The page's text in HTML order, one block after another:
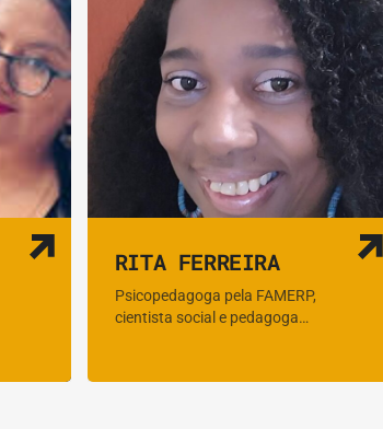
RITA FERREIRA
Psicopedagoga pela FAMERP,
cientista social e pedagoga…